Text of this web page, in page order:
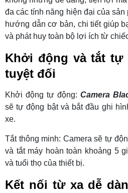
đa các tính năng hiện đại của
hướng dẫn cơ bản, chi tiết giúp
và phát huy toàn bộ lợi ích từ
Khởi động và tắt tự
tuyệt đối
Khởi động tự động: Camera
sẽ tự động bật và bắt đầu ghi
xe.
Tắt thông minh: Camera sẽ tự
và tắt máy hoàn toàn khoảng 5
và tuổi thọ của thiết bị.
Kết nối từ xa dễ